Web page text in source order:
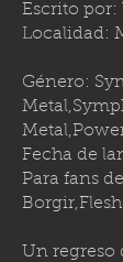
Escrito por:
Localidad:
Género:
Fecha de
Para fans
Un regreso